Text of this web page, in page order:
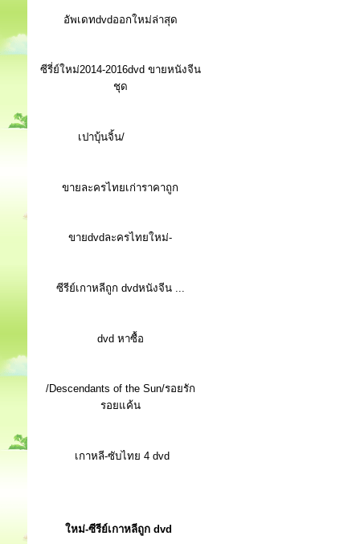
อัพเดทdvdออกใหม่ล่าสุด
ซีรี่ย์ใหม่2014-2016dvd ขายหนังจีน
ชุด
เปาบุ้นจิ้น/
ขายละครไทยเก่าราคาถูก
ขายdvdละครไทยใหม่-
ซีรีย์เกาหลีถูก dvdหนังจีน ...
dvd หาซื้อ
/Descendants of the Sun/รอยรัก
รอยแค้น
เกาหลี-ซับไทย 4 dvd
ใหม่-ซีรีย์เกาหลีถูก dvd